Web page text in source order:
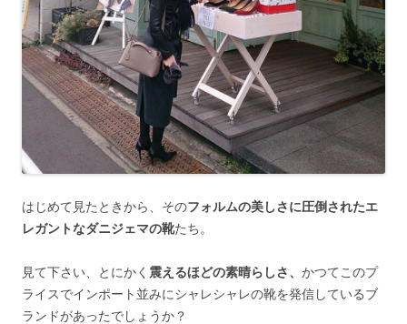
はじめて見たときから、そのフォルムの美しさに圧倒されたエ
レガントなダニジェマの靴たち。
見て下さい、とにかく 震えるほどの素晴らしさ、 かつてこのプ
ライスでインポート並みにシャレシャレの靴を発信しているブ
ランドがあったでしょうか？